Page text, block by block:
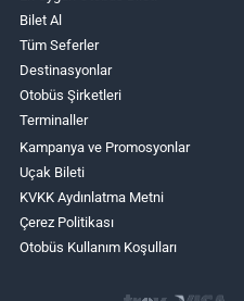
Bilet Al
Tüm Seferler
Destinasyonlar
Otobüs Şirketleri
Terminaller
Kampanya ve Promosyonlar
Uçak Bileti
KVKK Aydınlatma Metni
Çerez Politikası
Otobüs Kullanım Koşulları